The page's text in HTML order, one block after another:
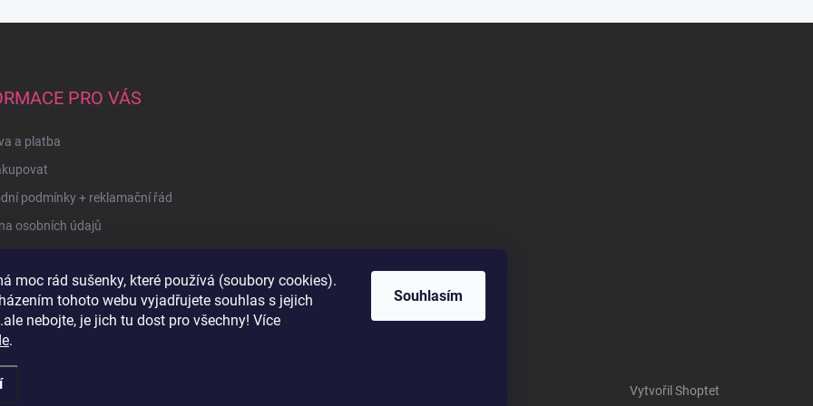
moc rád sušenky, které používá (soubory cookies).
tohoto webu vyjadřujete souhlas s jejich
nebojte, je jich tu dost pro všechny! Více
.
Souhlasím
PRO VÁS
a platba
podmínky + reklamační řád
osobních údajů
Vytvořil Shoptet